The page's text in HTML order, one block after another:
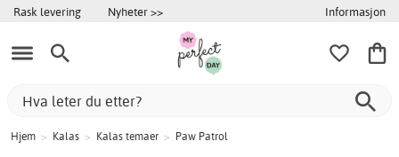
Rask levering Nyheter >> Informasjon
Hjem > Kalas > Kalas temaer > Paw Patrol